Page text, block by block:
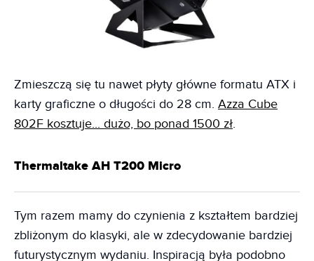
Zmieszczą się tu nawet płyty główne formatu ATX i
karty graficzne o długości do 28 cm. Azza Cube
802F kosztuje... dużo, bo ponad 1500 zł.
Thermaltake AH T200 Micro
Tym razem mamy do czynienia z kształtem bardziej
zbliżonym do klasyki, ale w zdecydowanie bardziej
futurystycznym wydaniu. Inspiracją była podobno